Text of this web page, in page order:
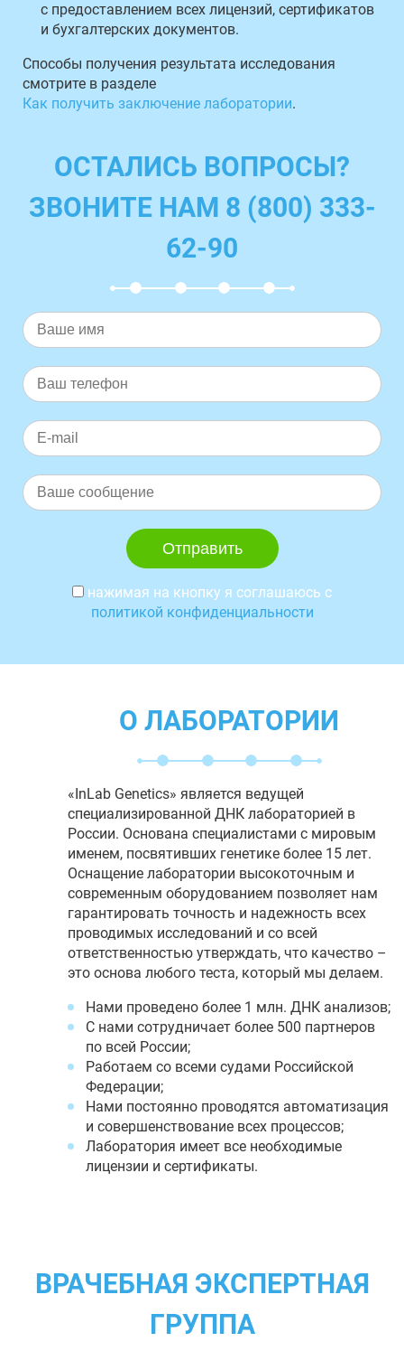
с предоставлением всех лицензий, сертификатов
и бухгалтерских документов.
Способы получения результата исследования
смотрите в разделе
Как получить заключение лаборатории.
ОСТАЛИСЬ ВОПРОСЫ?
ЗВОНИТЕ НАМ 8 (800) 333-
62-90
нажимая на кнопку я соглашаюсь с
политикой конфиденциальности
О ЛАБОРАТОРИИ
«InLab Genetics» является ведущей
специализированной ДНК лабораторией в
России. Основана специалистами с мировым
именем, посвятивших генетике более 15 лет.
Оснащение лаборатории высокоточным и
современным оборудованием позволяет нам
гарантировать точность и надежность всех
проводимых исследований и со всей
ответственностью утверждать, что качество –
это основа любого теста, который мы делаем.
Нами проведено более 1 млн. ДНК анализов;
С нами сотрудничает более 500 партнеров
по всей России;
Работаем со всеми судами Российской
Федерации;
Нами постоянно проводятся автоматизация
и совершенствование всех процессов;
Лаборатория имеет все необходимые
лицензии и сертификаты.
ВРАЧЕБНАЯ ЭКСПЕРТНАЯ
ГРУППА